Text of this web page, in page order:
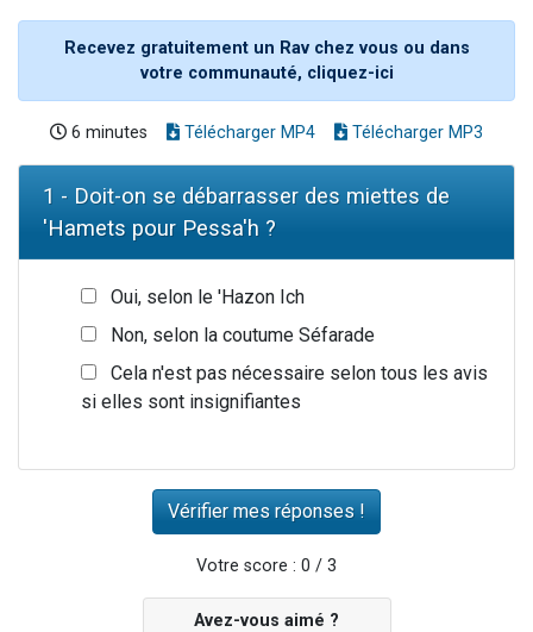
Recevez gratuitement un Rav chez vous ou dans
votre communauté, cliquez-ici
6 minutes Télécharger MP4 Télécharger MP3
1 - Doit-on se débarrasser des miettes de
'Hamets pour Pessa'h ?
Oui, selon le 'Hazon Ich
Non, selon la coutume Séfarade
Cela n'est pas nécessaire selon tous les avis
si elles sont insignifiantes
Votre score : 0 / 3
Avez-vous aimé ?